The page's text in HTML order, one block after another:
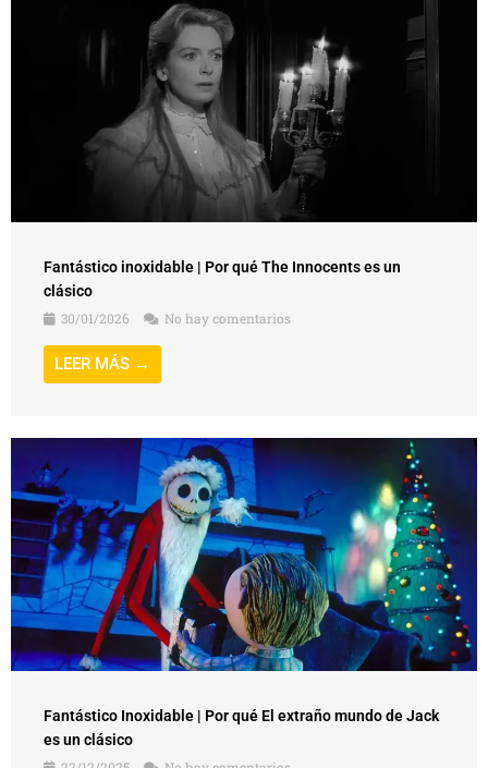
Fantástico inoxidable | Por qué The Innocents es un
clásico
30/01/2026
No hay comentarios
LEER MÁS →
Fantástico Inoxidable | Por qué El extraño mundo de Jack
es un clásico